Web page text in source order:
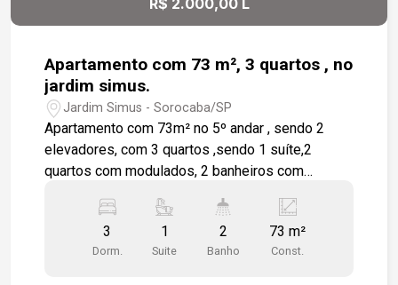
R$ 2.000,00 L
Apartamento com 73 m², 3 quartos , no
jardim simus.
Jardim Simus - Sorocaba/SP
Apartamento com 73m² no 5º andar , sendo 2
elevadores, com 3 quartos ,sendo 1 suíte,2
quartos com modulados, 2 banheiros com
equipada ,com armários ,área de serviço , 1 vaga
de garagem coberta ,área de lazer ,portaria 24 h,
próximos a escola e mercados.
3
Dorm.
1
Suite
2
Banho
73 m²
Const.